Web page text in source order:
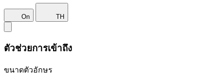
On TH
ตัวช่วยการเข้าถึง
ขนาดตัวอักษร